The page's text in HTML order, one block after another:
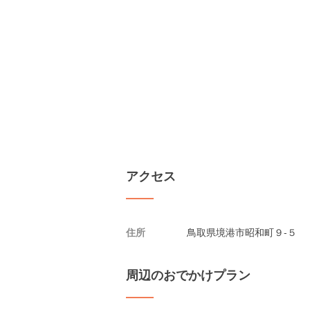
アクセス
住所 鳥取県境港市昭和町９-５
周辺のおでかけプラン